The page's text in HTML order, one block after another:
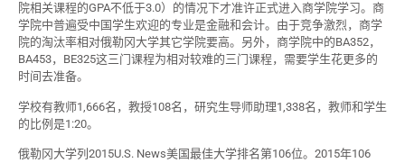
院相关课程的GPA不低于3.0）的情况下才准许正式进入商学院学习。商
学院中普遍受中国学生欢迎的专业是金融和会计。由于竞争激烈，商学
院的淘汰率相对俄勒冈大学其它学院要高。另外，商学院中的BA352，
BA453，BE325这三门课程为相对较难的三门课程，需要学生花更多的
时间去准备。
学校有教师1,666名，教授108名，研究生导师助理1,338名，教师和学生
的比例是1:20。
俄勒冈大学列2015U.S. News美国最佳大学排名第106位。2015年106